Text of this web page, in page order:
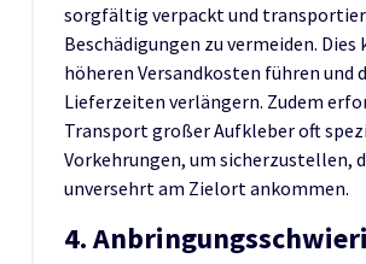
sorgfältig verpackt und
Beschädigungen zu vermeiden. Dies
höheren Versandkosten führen und
Lieferzeiten verlängern. Zudem
Transport großer Aufkleber oft
Vorkehrungen, um sicherzustellen,
unversehrt am Zielort ankommen.
4.